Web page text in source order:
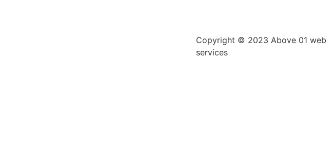
Copyright © 2023 Above 01 web
services